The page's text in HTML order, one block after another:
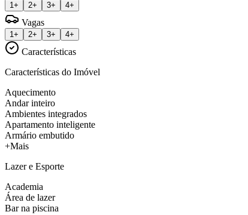
1+ 2+ 3+ 4+
Vagas
1+ 2+ 3+ 4+
Características
Características do Imóvel
Aquecimento
Andar inteiro
Ambientes integrados
Apartamento inteligente
Armário embutido
+Mais
Lazer e Esporte
Academia
Área de lazer
Bar na piscina